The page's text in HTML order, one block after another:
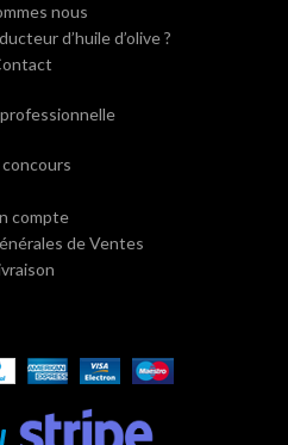
nous
d’huile d’olive ?
concours
compte
de Ventes